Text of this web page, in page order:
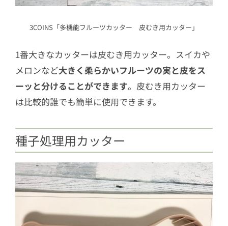
3COINS「多機能フルーツカッター 皮むき用カッター」
1番大きなカッターは皮むき用カッター。スイカや
メロンなど大きく柔らかいフルーツの実と皮をス
ーッと分けることができます。皮むき用カッター
は比較的誰でも簡単に使用できます。
種子処理用カッター